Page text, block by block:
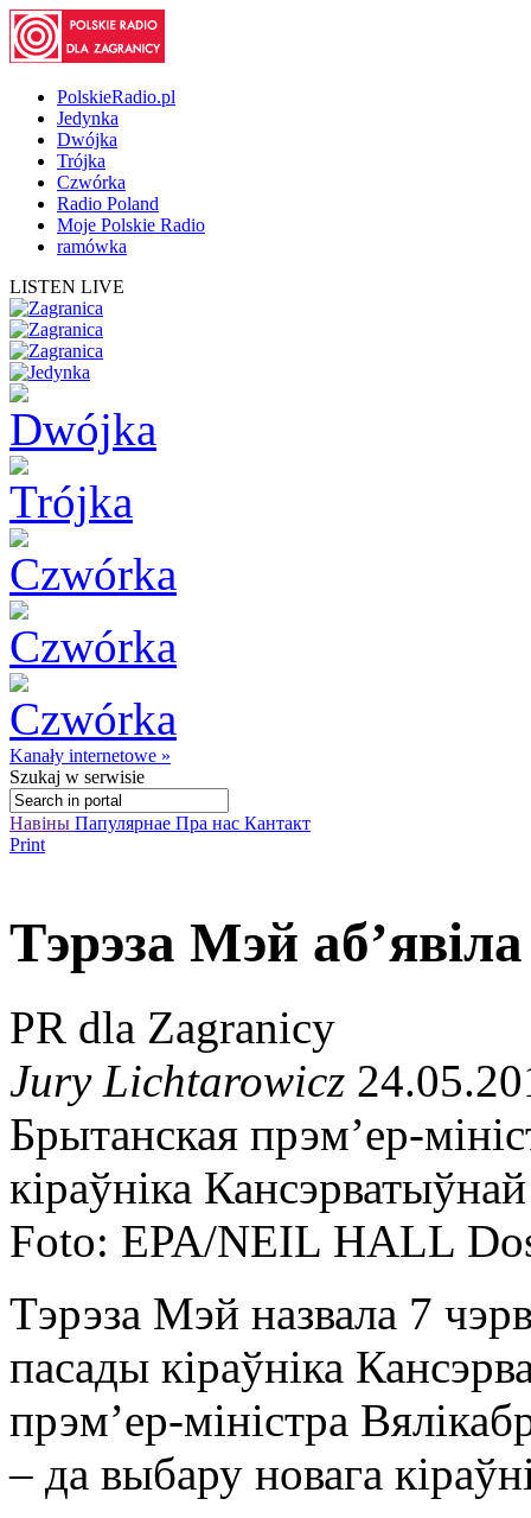
PolskieRadio.pl
Jedynka
Dwójka
Trójka
Czwórka
Radio Poland
Moje Polskie Radio
ramówka
LISTEN LIVE
Kanały internetowe »
Szukaj w serwisie
Навіны Папулярнае Пра нас Кантакт
Print
Тэрэза Мэй
PR dla Zagranicy
Jury Lichtarowicz
Брытанская прэмʼер-
кіраўніка
Foto: EPA/NEIL HALL
Тэрэза Мэй назвала 7
пасады кіраўніка
прэмʼер-міністра
– да выбару новага